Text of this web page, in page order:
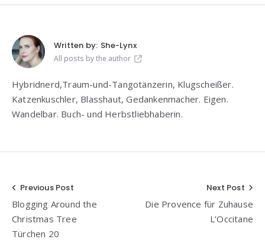
Written by: She-Lynx
All posts by the author
Hybridnerd,Traum-und-Tangotänzerin, Klugscheißer.
Katzenkuschler, Blasshaut, Gedankenmacher. Eigen.
Wandelbar. Buch- und Herbstliebhaberin.
Beitragsnavigation
Previous Post
Blogging Around the
Christmas Tree
Türchen 20
Next Post
Die Provence für Zuhause
L’Occitane